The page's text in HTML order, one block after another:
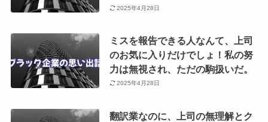
2025年4月28日
ミスを報告できる人なんて、上司
のお気に入りだけでしょ！私の努
力は無視され、ただの駒扱いだ。
2025年4月28日
翻訳業なのに、上司の無理解とク